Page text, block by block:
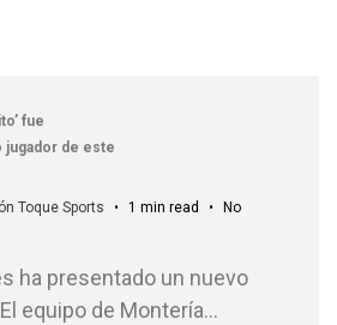
fue
jugador de este
Toque Sports 1 min read
No
ha presentado un nuevo
equipo de Montería…